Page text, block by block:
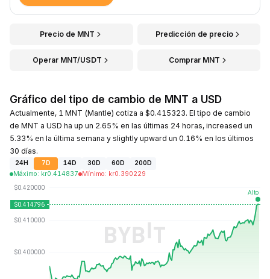
Precio de MNT Predicción de precio
Operar MNT/USDT Comprar MNT
Gráfico del tipo de cambio de MNT a USD
Actualmente, 1 MNT (Mantle) cotiza a $0.415323. El tipo de cambio
de MNT a USD ha up un 2.65% en las últimas 24 horas, increased un
5.33% en la última semana y slightly upward un 0.16% en los últimos
30 días.
24H 7D 14D 30D 60D
200D
Máximo: kr0.414837 Mínimo: kr0.390229